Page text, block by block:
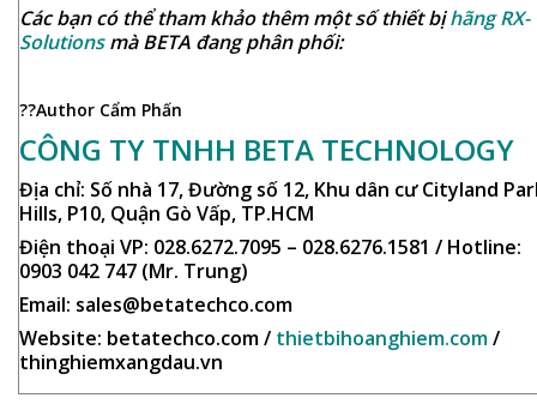
Các bạn có thể tham khảo thêm một số thiết bịhãng RX-
Solutionsmà BETA đang phân phối:
??Author Cẩm Phấn
CÔNG TY TNHH BETA TECHNOLOGY
Địa chỉ: Số nhà 17, Đường số 12, Khu dân cư Cityland
Hills, P10, Quận Gò Vấp, TP.HCM
Điện thoại VP: 028.6272.7095 – 028.6276.1581 / Hotline:
0903 042 747 (Mr. Trung)
Email: sales@betatechco.com
Website: betatechco.com / thietbihoanghiem.com/
thinghiemxangdau.vn